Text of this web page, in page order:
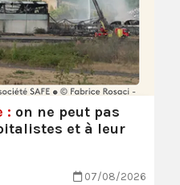
: on ne peut pas
et à leur
07/08/2026